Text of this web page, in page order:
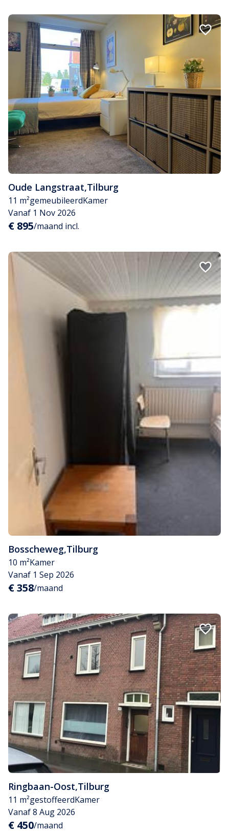
Oude Langstraat,Tilburg
11 m²gemeubileerdKamer
Vanaf 1 Nov 2026
€ 895/maand incl.
Bosscheweg,Tilburg
10 m²Kamer
Vanaf 1 Sep 2026
€ 358/maand
Ringbaan-Oost,Tilburg
11 m²gestoffeerdKamer
Vanaf 8 Aug 2026
€ 450/maand